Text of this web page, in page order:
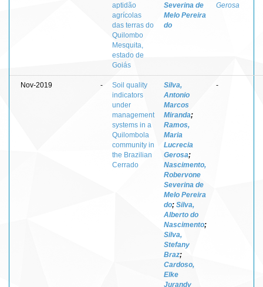
aptidão
agrícolas
das terras do
Quilombo
Mesquita,
estado de
Goiás
Severina de
Melo Pereira
do
Gerosa
Nov-2019 -
Soil quality
indicators
under
management
systems in a
Quilombola
community in
the Brazilian
Cerrado
Silva,
Antonio
Marcos
Miranda;
Ramos,
Maria
Lucrecia
Gerosa;
Nascimento,
Robervone
Severina de
Melo Pereira
do; Silva,
Alberto do
Nascimento;
Silva,
Stefany
Braz;
Cardoso,
Elke
Jurandy
-